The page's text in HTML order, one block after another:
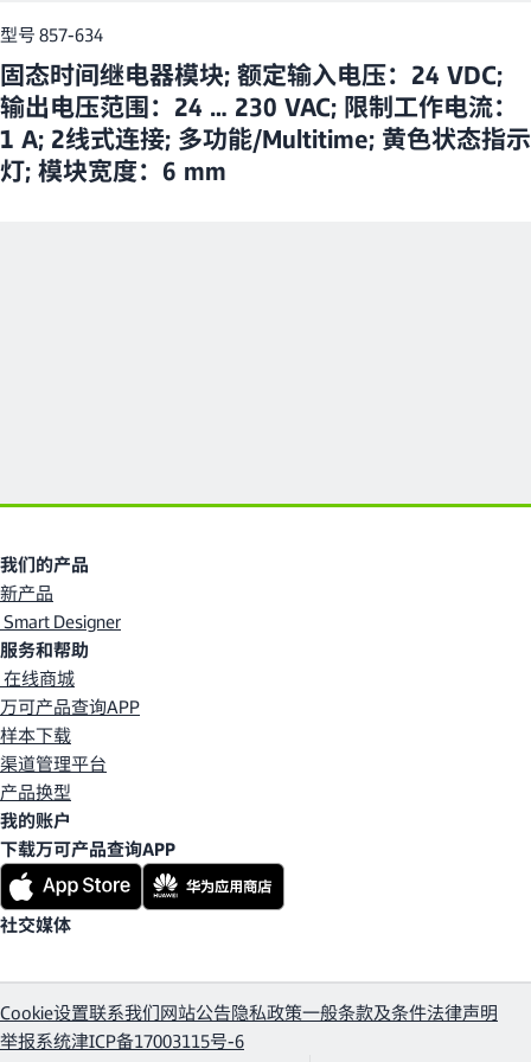
型号 857-634
固态时间继电器模块; 额定输入电压：24 VDC;
输出电压范围：24 … 230 VAC; 限制工作电流：
1 A; 2线式连接; 多功能/Multitime; 黄色状态指示
灯; 模块宽度：6 mm
我们的产品
新产品
Smart Designer
服务和帮助
在线商城
万可产品查询APP
样本下载
渠道管理平台
产品换型
我的账户
下载万可产品查询APP
社交媒体
Cookie设置联系我们网站公告隐私政策一般条款及条件法律声明
举报系统津ICP备17003115号-6